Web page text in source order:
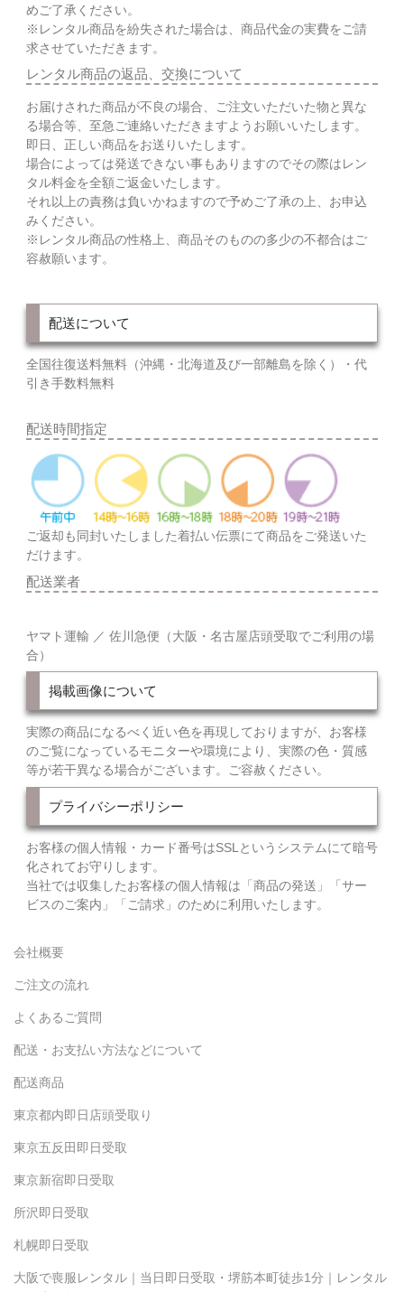
めご了承ください。
※レンタル商品を紛失された場合は、商品代金の実費をご請
求させていただきます。
レンタル商品の返品、交換について
お届けされた商品が不良の場合、ご注文いただいた物と異な
る場合等、至急ご連絡いただきますようお願いいたします。
即日、正しい商品をお送りいたします。
場合によっては発送できない事もありますのでその際はレン
タル料金を全額ご返金いたします。
それ以上の責務は負いかねますので予めご了承の上、お申込
みください。
※レンタル商品の性格上、商品そのものの多少の不都合はご
容赦願います。
配送について
全国往復送料無料（沖縄・北海道及び一部離島を除く）・代
引き手数料無料
配送時間指定
ご返却も同封いたしました着払い伝票にて商品をご発送いた
だけます。
配送業者
ヤマト運輸 ／ 佐川急便（大阪・名古屋店頭受取でご利用の場
合）
掲載画像について
実際の商品になるべく近い色を再現しておりますが、お客様
のご覧になっているモニターや環境により、実際の色・質感
等が若干異なる場合がございます。ご容赦ください。
プライバシーポリシー
お客様の個人情報・カード番号はSSLというシステムにて暗号
化されてお守りします。
当社では収集したお客様の個人情報は「商品の発送」「サー
ビスのご案内」「ご請求」のために利用いたします。
会社概要
ご注文の流れ
よくあるご質問
配送・お支払い方法などについて
配送商品
東京都内即日店頭受取り
東京五反田即日受取
東京新宿即日受取
所沢即日受取
札幌即日受取
大阪で喪服レンタル｜当日即日受取・堺筋本町徒歩1分｜レンタル